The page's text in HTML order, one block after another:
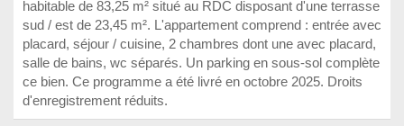
habitable de 83,25 m² situé au RDC disposant d'une terrasse
sud / est de 23,45 m². L'appartement comprend : entrée avec
placard, séjour / cuisine, 2 chambres dont une avec placard,
salle de bains, wc séparés. Un parking en sous-sol complète
ce bien. Ce programme a été livré en octobre 2025. Droits
d'enregistrement réduits.